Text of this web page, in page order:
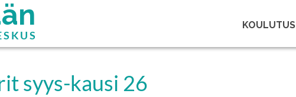
KOULUTUS
syys-kausi 26